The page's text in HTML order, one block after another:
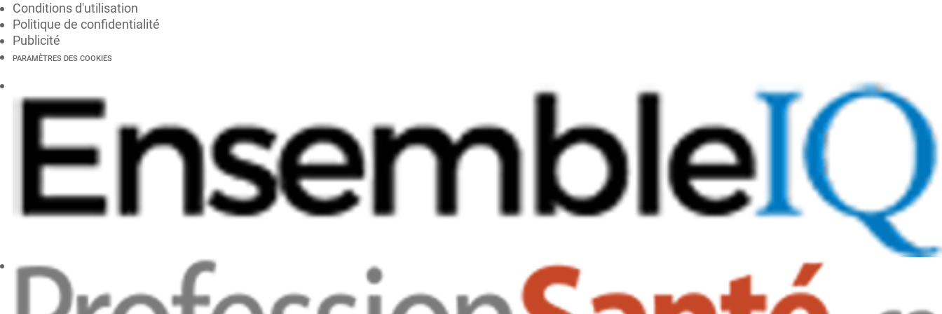
Conditions d'utilisation
Politique de confidentialité
Publicité
PARAMÈTRES DES COOKIES